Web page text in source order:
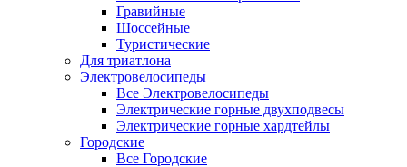
Гравийные
Шоссейные
Туристические
Для триатлона
Электровелосипеды
Все Электровелосипеды
Электрические горные двухподвесы
Электрические горные хардтейлы
Городские
Все Городские